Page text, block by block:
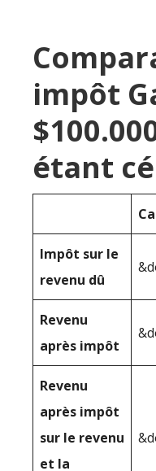
impôt
étant
Impôt sur le
revenu dû
Revenu
après impôt
Revenu
après impôt
sur le revenu
et la